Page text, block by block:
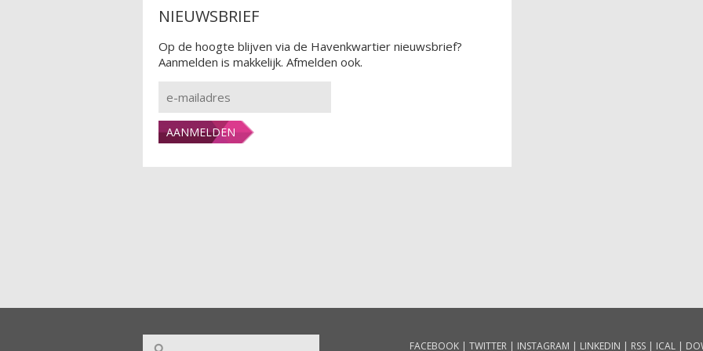
NIEUWSBRIEF
Op de hoogte blijven via de Havenkwartier nieuwsbrief?
Aanmelden is makkelijk. Afmelden ook.
FACEBOOK | TWITTER | INSTAGRAM | LINKEDIN | RSS | ICAL |